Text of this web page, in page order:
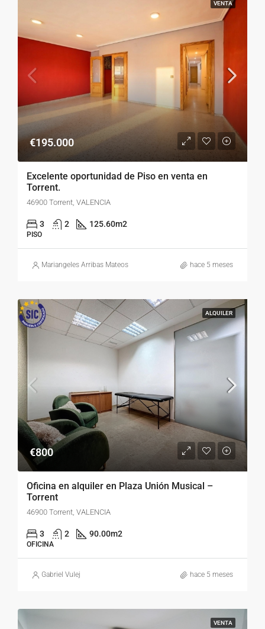
VENTA
€195.000
Excelente oportunidad de Piso en venta en
Torrent.
46900 Torrent, VALENCIA
3 2 125.60m2
PISO
Mariangeles Arribas Mateos hace 5 meses
ALQUILER
€800
Oficina en alquiler en Plaza Unión Musical –
Torrent
46900 Torrent, VALENCIA
3 2 90.00m2
OFICINA
Gabriel Vulej hace 5 meses
VENTA